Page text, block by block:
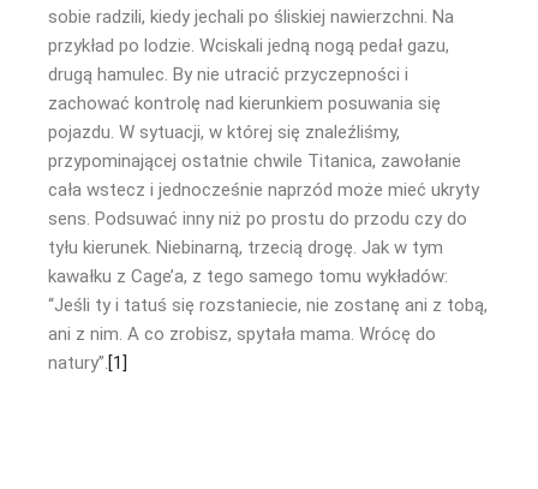
sobie radzili, kiedy jechali po śliskiej nawierzchni. Na
przykład po lodzie. Wciskali jedną nogą pedał gazu,
drugą hamulec. By nie utracić przyczepności i
zachować kontrolę nad kierunkiem posuwania się
pojazdu. W sytuacji, w której się znaleźliśmy,
przypominającej ostatnie chwile Titanica, zawołanie
cała wstecz i jednocześnie naprzód może mieć ukryty
sens. Podsuwać inny niż po prostu do przodu czy do
tyłu kierunek. Niebinarną, trzecią drogę. Jak w tym
kawałku z Cage’a, z tego samego tomu wykładów:
“Jeśli ty i tatuś się rozstaniecie, nie zostanę ani z tobą,
ani z nim. A co zrobisz, spytała mama. Wrócę do
natury”.[1]